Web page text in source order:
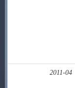
2011-04